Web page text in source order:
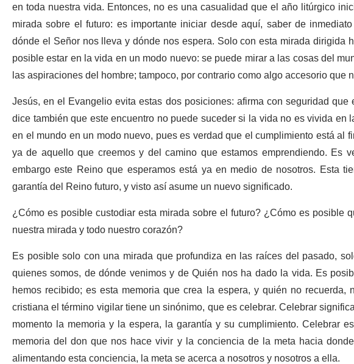
en toda nuestra vida. Entonces, no es una casualidad que el año litúrgico
mirada sobre el futuro: es importante iniciar desde aquí, saber de
dónde el Señor nos lleva y dónde nos espera. Solo con esta mirada dirigida
posible estar en la vida en un modo nuevo: se puede mirar a las cosas del
las aspiraciones del hombre; tampoco, por contrario como algo accesorio que
Jesús, en el Evangelio evita estas dos posiciones: afirma con seguridad
dice también que este encuentro no puede suceder si la vida no es vivida
en el mundo en un modo nuevo, pues es verdad que el cumplimiento está al
ya de aquello que creemos y del camino que estamos emprendiendo. Es
embargo este Reino que esperamos está ya en medio de nosotros. Esta
garantía del Reino futuro, y visto así asume un nuevo significado.
¿Cómo es posible custodiar esta mirada sobre el futuro? ¿Cómo es posible
nuestra mirada y todo nuestro corazón?
Es posible solo con una mirada que profundiza en las raíces del pasado,
quienes somos, de dónde venimos y de Quién nos ha dado la vida. Es
hemos recibido; es esta memoria que crea la espera, y quién no
cristiana el término vigilar tiene un sinónimo, que es celebrar. Celebrar
momento la memoria y la espera, la garantía y su cumplimiento. Celebrar
memoria del don que nos hace vivir y la conciencia de la meta hacia
alimentando esta conciencia, la meta se acerca a nosotros y nosotros a ella.